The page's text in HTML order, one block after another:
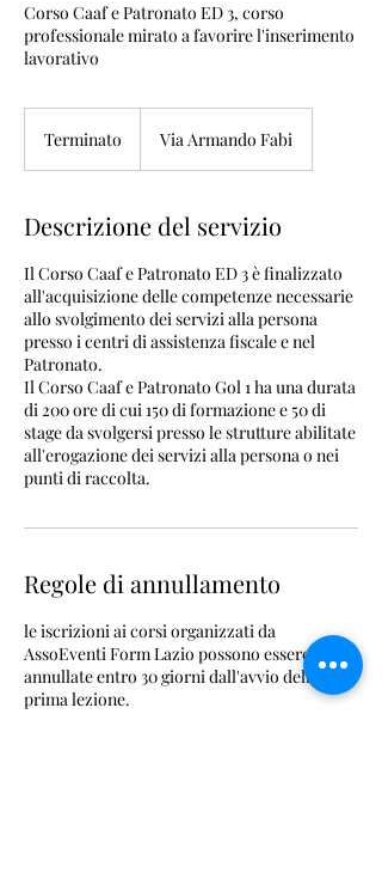
Corso Caaf e Patronato ED 3, corso
professionale mirato a favorire l'inserimento
lavorativo
Terminato
i
a
t
o
Via Armando Fabi
Descrizione del servizio
Il Corso Caaf e Patronato ED 3 è finalizzato
all'acquisizione delle competenze necessarie
allo svolgimento dei servizi alla persona
presso i centri di assistenza fiscale e nel
Patronato.
Il Corso Caaf e Patronato Gol 1 ha una durata
di 200 ore di cui 150 di formazione e 50 di
stage da svolgersi presso le strutture abilitate
all'erogazione dei servizi alla persona o nei
punti di raccolta.
Regole di annullamento
le iscrizioni ai corsi organizzati da
AssoEventi Form Lazio possono essere
annullate entro 30 giorni dall'avvio della
prima lezione.